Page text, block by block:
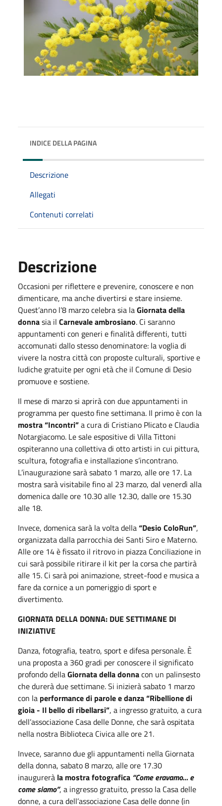
INDICE DELLA PAGINA
Descrizione
Allegati
Contenuti correlati
Descrizione
Occasioni per riflettere e prevenire, conoscere e non
dimenticare, ma anche divertirsi e stare insieme.
Quest’anno l’8 marzo celebra sia laGiornata della
donnasia il Carnevale ambrosiano. Ci saranno
appuntamenti con generi e finalità differenti, tutti
accomunati dallo stesso denominatore: la voglia di
vivere la nostra città con proposte culturali, sportive e
ludiche gratuite per ogni età che il Comune di Desio
promuove e sostiene.
Il mese di marzo si aprirà con due appuntamenti in
programma per questo fine settimana. Il primo è con la
mostra“Incontri”a cura di Cristiano Plicato e Claudia
Notargiacomo. Le sale espositive di Villa Tittoni
ospiteranno una collettiva di otto artisti in cui pittura,
scultura, fotografia e installazione s’incontrano.
L’inaugurazione sarà sabato 1 marzo, alle ore 17. La
mostra sarà visitabile fino al 23 marzo, dal venerdì alla
domenica dalle ore 10.30 alle 12.30, dalle ore 15.30
alle 18.
Invece, domenica sarà la volta della“Desio ColoRun”,
organizzata dalla parrocchia dei Santi Siro e Materno.
Alle ore 14 è fissato il ritrovo in piazza Conciliazione in
cui sarà possibile ritirare il kit per la corsa che partirà
alle 15. Ci sarà poi animazione, street-food e musica a
fare da cornice a un pomeriggio di sport e
divertimento.
GIORNATA DELLA DONNA: DUE SETTIMANE DI
INIZIATIVE
Danza, fotografia, teatro, sport e difesa personale. È
una proposta a 360 gradi per conoscere il significato
profondo dellaGiornata della donnacon un palinsesto
che durerà due settimane. Si inizierà sabato 1 marzo
con la performance di parole e danza“Ribellione di
gioia - Il bello di ribellarsi”, a ingresso gratuito, a cura
dell’associazione Casa delle Donne, che sarà ospitata
nella nostra Biblioteca Civica alle ore 21.
Invece, saranno due gli appuntamenti nella Giornata
della donna, sabato 8 marzo, alle ore 17.30
inaugurerà la mostra fotografica “Come eravamo… e
come siamo”, a ingresso gratuito, presso la Casa delle
donne, a cura dell’associazione Casa delle donne (in